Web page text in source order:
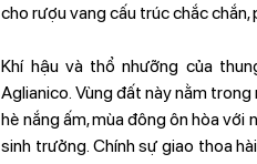
cho rượu vang cấu trúc chắc
Khí hậu và thổ nhưỡng của
Aglianico. Vùng đất này nằm
hè nắng ấm, mùa đông ôn hòa
sinh trưởng. Chính sự giao thoa